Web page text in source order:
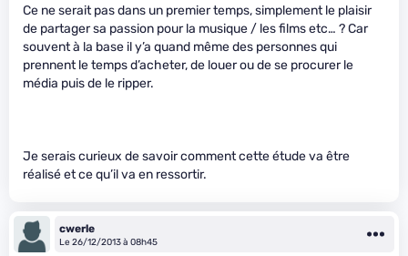
Ce ne serait pas dans un premier temps, simplement le plaisir
de partager sa passion pour la musique / les films etc… ? Car
souvent à la base il y’a quand même des personnes qui
prennent le temps d’acheter, de louer ou de se procurer le
média puis de le ripper.
Je serais curieux de savoir comment cette étude va être
réalisé et ce qu’il va en ressortir.
cwerle
Le 26/12/2013 à 08h45